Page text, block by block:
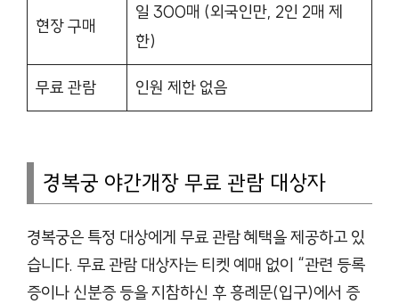
현장 구매
일 300매 (외국인만, 2인 2매 제
한)
무료 관람 인원 제한 없음
경복궁 야간개장 무료 관람 대상자
경복궁은 특정 대상에게 무료 관람 혜택을 제공하고 있
습니다. 무료 관람 대상자는 티켓 예매 없이 “관련 등록
증이나 신분증 등을 지참하신 후 흥례문(입구)에서 증